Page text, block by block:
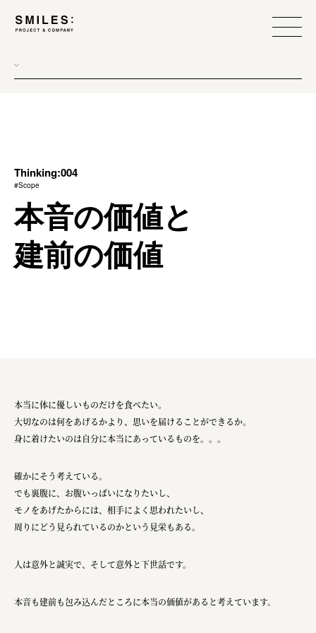
scope
process
team management
method
Thinking:004
#Scope
本音の価値と
建前の価値
本当に体に優しいものだけを食べたい。
大切なのは何をあげるかより、思いを届けることができるか。
身に着けたいのは自分に本当にあっているものを。。。
確かにそう考えている。
でも裏腹に、お腹いっぱいになりたいし、
モノをあげたからには、相手によく思われたいし、
周りにどう見られているのかという見栄もある。
人は意外と誠実で、そして意外と下世話です。
本音も建前も包み込んだところに本当の価値があると考えています。